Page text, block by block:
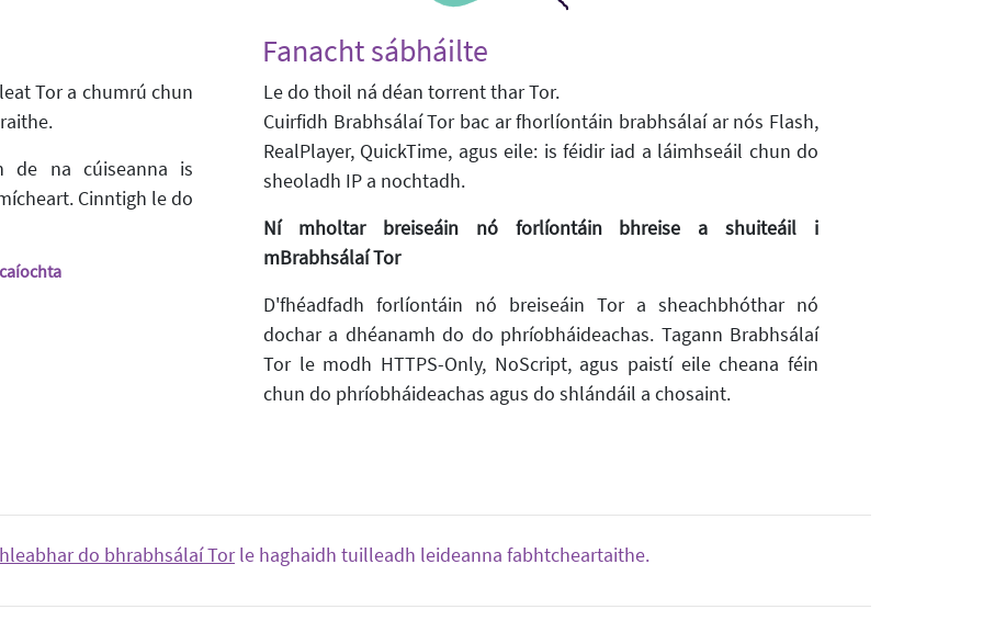
Tor a chumrú chun
de na cúiseanna is
Cinntigh le do
Fanacht sábháilte
Le do thoil ná déan torrent thar Tor.
Cuirfidh Brabhsálaí Tor bac ar fhorlíontáin brabhsálaí ar nós Flash,
RealPlayer, QuickTime, agus eile: is féidir iad a láimhseáil chun do
sheoladh IP a nochtadh.
Ní mholtar breiseáin nó forlíontáin bhreise a shuiteáil i
mBrabhsálaí Tor
D'fhéadfadh forlíontáin nó breiseáin Tor a sheachbhóthar nó
dochar a dhéanamh do do phríobháideachas. Tagann Brabhsálaí
Tor le modh HTTPS-Only, NoScript, agus paistí eile cheana féin
chun do phríobháideachas agus do shlándáil a chosaint.
do bhrabhsálaí Torle haghaidh tuilleadh leideanna fabhtcheartaithe.